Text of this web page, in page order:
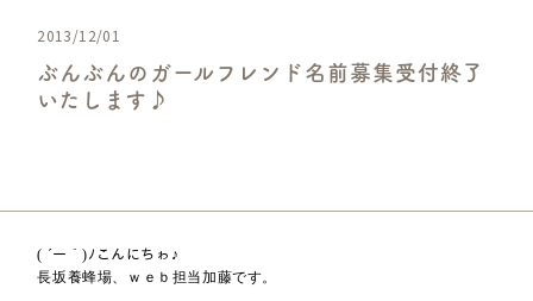
2013/12/01
ぶんぶんのガールフレンド名前募集受付終了
いたします♪
( ´ー｀)ﾉこんにちゎ♪
長坂養蜂場、ｗｅｂ担当加藤です。